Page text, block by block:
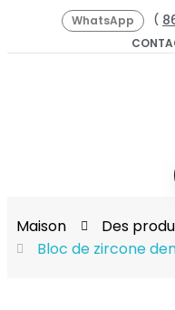
WhatsApp (
Maison
Des
Bloc de zircone